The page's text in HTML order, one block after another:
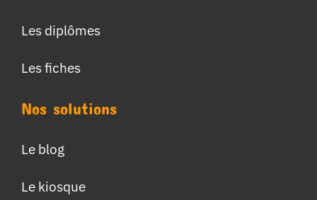
Les diplômes
Les fiches
Nos solutions
Le blog
Le kiosque